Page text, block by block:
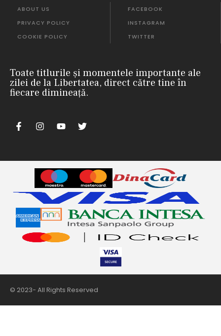
ABOUT US
PRIVACY POLICY
COOKIE POLICY
FACEBOOK
INSTAGRAM
TWITTER
Toate titlurile și momentele importante ale
zilei de la Libertatea, direct către tine în
fiecare dimineață.
© 2023- All Rights Reserved